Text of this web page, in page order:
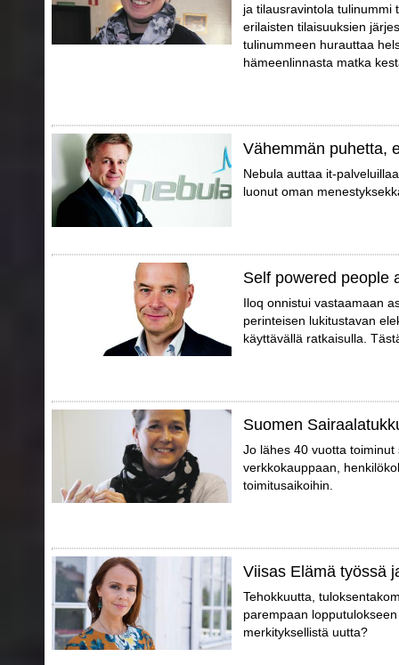
ja tilausravintola tulinummi
erilaisten tilaisuuksien
tulinummeen hurauttaa
hämeenlinnasta matka
Vähemmän puhetta,
Nebula auttaa it-
luonut oman
Self powered people
Iloq onnistui vastaamaan
perinteisen lukitustavan
käyttävällä ratkaisulla.
Suomen
Jo lähes 40 vuotta
verkkokauppaan,
toimitusaikoihin.
Viisas Elämä työssä
Tehokkuutta,
parempaan
merkityksellistä uutta?